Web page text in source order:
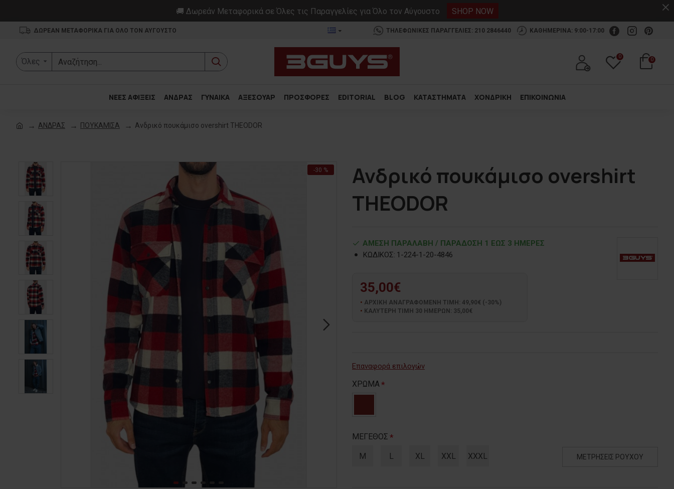
🚚 Δωρεάν Μεταφορικά σε Όλες τις Παραγγελίες για Όλο τον Αύγουστο SHOP NOW
ΔΩΡΕΑΝ ΜΕΤΑΦΟΡΙΚΑ ΓΙΑ ΟΛΟ ΤΟΝ ΑΥΓΟΥΣΤΟ ΤΗΛΕΦΩΝΙΚΕΣ ΠΑΡΑΓΓΕΛΙΕΣ: 210 2846440 ΚΑΘΗΜΕΡΙΝΑ: 9:00-17:00
Όλες
0 0
ΝΕΕΣ ΑΦΙΞΕΙΣ ΑΝΔΡΑΣ ΓΥΝΑΙΚΑ ΑΞΕΣΟΥΑΡ ΠΡΟΣΦΟΡΕΣ EDITORIAL BLOG ΚΑΤΑΣΤΗΜΑΤΑ ΧΟΝΔΡΙΚΗ ΕΠΙΚΟΙΝΩΝΙΑ
ΑΝΔΡΑΣ ΠΟΥΚΑΜΙΣΑ Ανδρικό πουκάμισο overshirt THEODOR
-30 %
Ανδρικό πουκάμισο overshirt
THEODOR
ΑΜΕΣΗ ΠΑΡΑΛΑΒΗ / ΠΑΡΑΔOΣΗ 1 ΕΩΣ 3 ΗΜΕΡΕΣ
ΚΩΔΙΚΟΣ: 1-224-1-20-4846
35,00€
ΑΡΧΙΚΗ ΑΝΑΓΡΑΦΟΜΕΝΗ ΤΙΜΗ: 49,90€ (-30%)
ΚΑΛΥΤΕΡΗ ΤΙΜΗ 30 ΗΜΕΡΩΝ: 35,00€
Επαναφορά επιλογών
ΧΡΩΜΑ
ΜΕΓΕΘΟΣ
M L XL XXL XXXL ΜΕΤΡΗΣΕΙΣ ΡΟΥΧΟΥ